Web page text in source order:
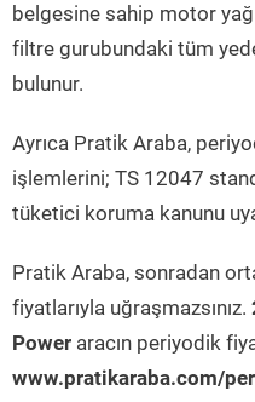
belgesine sahip motor
filtre gurubundaki tüm
bulunur.
Ayrıca Pratik Araba,
işlemlerini; TS 12047
tüketici koruma kanunu
Pratik Araba, sonradan
fiyatlarıyla uğraşmazsınız.
Power aracın periyodik
www.pratikaraba.com/